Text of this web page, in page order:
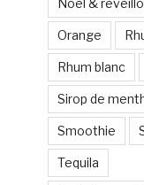
Orange
Rhum blanc
Sirop de
Smoothie
Tequila